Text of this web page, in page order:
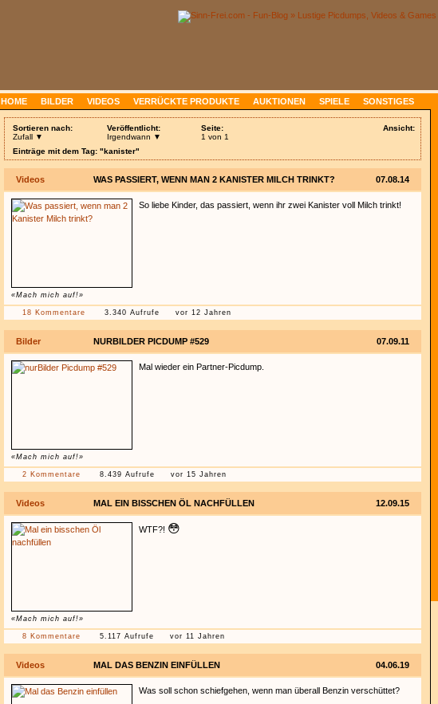
HOME BILDER VIDEOS VERRÜCKTE PRODUKTE AUKTIONEN SPIELE SONSTIGES
Ansicht:
Sortieren nach:
Zufall ▼
Veröffentlicht:
Irgendwann ▼
Seite:
1 von 1
Einträge mit dem Tag: "kanister"
Videos 07.08.14
WAS PASSIERT, WENN MAN 2 KANISTER MILCH TRINKT?
«Mach mich auf!»
So liebe Kinder, das passiert, wenn ihr zwei Kanister voll Milch trinkt!
18 Kommentare 3.340 Aufrufe vor 12 Jahren
Bilder 07.09.11
NURBILDER PICDUMP #529
«Mach mich auf!»
Mal wieder ein Partner-Picdump.
2 Kommentare 8.439 Aufrufe vor 15 Jahren
Videos 12.09.15
MAL EIN BISSCHEN ÖL NACHFÜLLEN
«Mach mich auf!»
WTF?! 😳
8 Kommentare 5.117 Aufrufe vor 11 Jahren
Videos 04.06.19
MAL DAS BENZIN EINFÜLLEN
Was soll schon schiefgehen, wenn man überall Benzin verschüttet?